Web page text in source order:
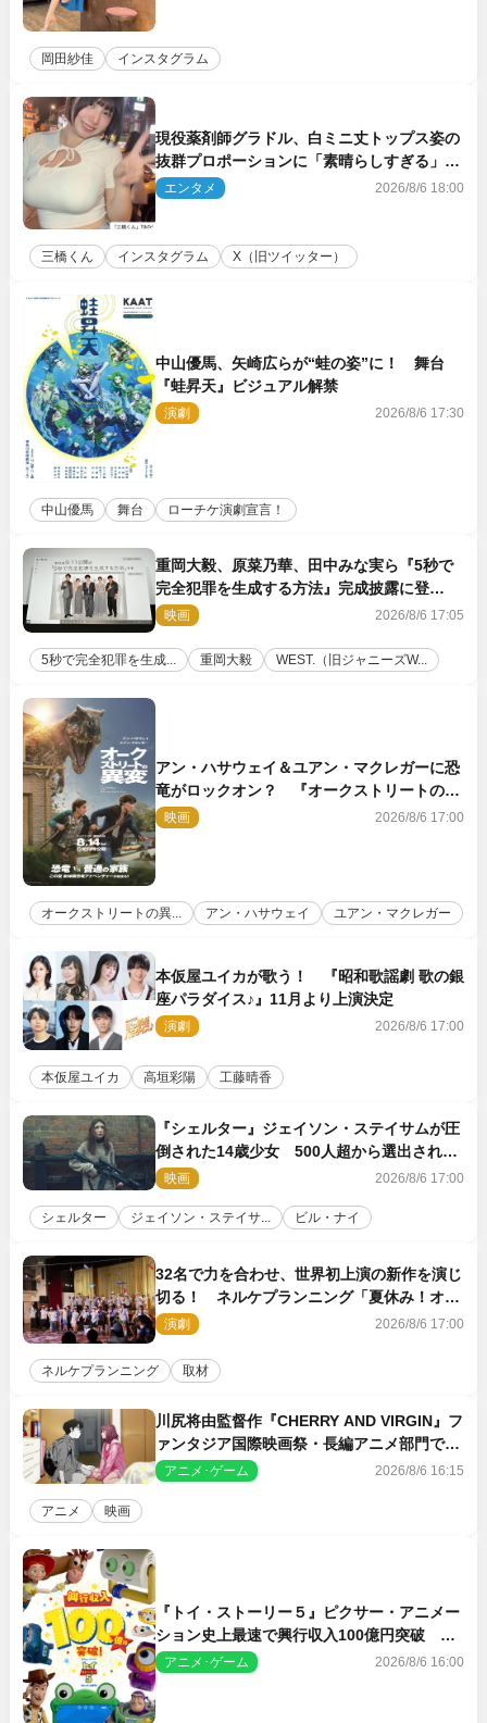
岡田紗佳 インスタグラム
現役薬剤師グラドル、白ミニ丈トップス姿の
抜群プロポーションに「素晴らしすぎる」
「すっっっご！」とネット絶賛
エンタメ 2026/8/6 18:00
三橋くん インスタグラム X（旧ツイッター）
中山優馬、矢崎広らが“蛙の姿”に！ 舞台
『蛙昇天』ビジュアル解禁
演劇 2026/8/6 17:30
中山優馬 舞台 ローチケ演劇宣言！
重岡大毅、原菜乃華、田中みな実ら『5秒で
完全犯罪を生成する方法』完成披露に登
壇！ それぞれのAI活用術も発表
映画 2026/8/6 17:05
5秒で完全犯罪を生成... 重岡大毅 WEST.（旧ジャニーズW...
アン・ハサウェイ＆ユアン・マクレガーに恐
竜がロックオン？ 『オークストリートの異
変』新ビジュアル＆本編映像初解禁
映画 2026/8/6 17:00
オークストリートの異... アン・ハサウェイ ユアン・マクレガー
本仮屋ユイカが歌う！ 『昭和歌謡劇 歌の銀
座パラダイス♪』11月より上演決定
演劇 2026/8/6 17:00
本仮屋ユイカ 高垣彩陽 工藤晴香
『シェルター』ジェイソン・ステイサムが圧
倒された14歳少女 500人超から選出された
新鋭ボディ・レイ・ブレスナックとは
映画 2026/8/6 17:00
シェルター ジェイソン・ステイサ... ビル・ナイ
32名で力を合わせ、世界初上演の新作を演じ
切る！ ネルケプランニング「夏休み！オ
ン・ワークショップ2026」レポート【最終
日】
演劇 2026/8/6 17:00
ネルケプランニング 取材
川尻将由監督作『CHERRY AND VIRGIN』フ
ァンタジア国際映画祭・長編アニメ部門で観
客賞・金賞受賞！
アニメ･ゲーム 2026/8/6 16:15
アニメ 映画
『トイ・ストーリー５』ピクサー・アニメー
ション史上最速で興行収入100億円突破 シ
リーズNo.1興収が目前
アニメ･ゲーム 2026/8/6 16:00